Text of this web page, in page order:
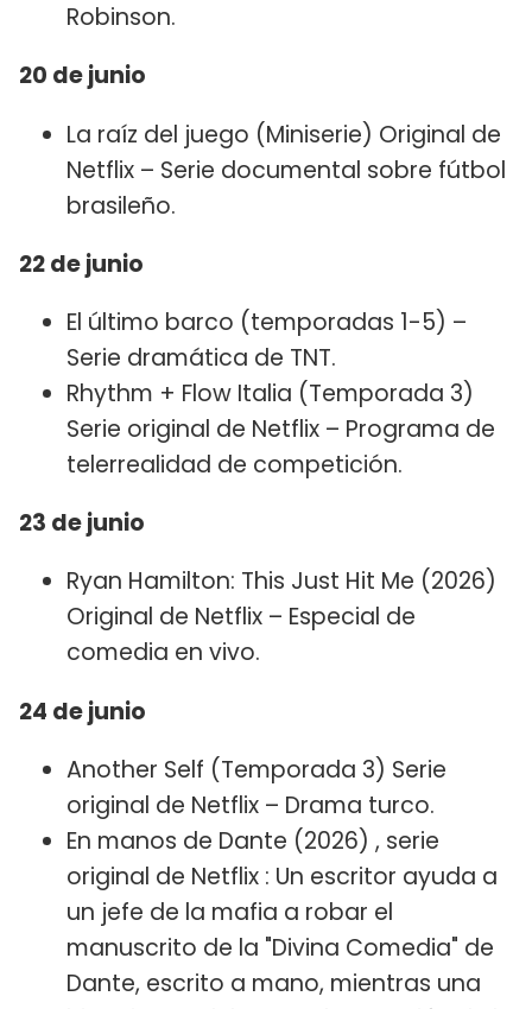
Robinson.
20 de junio
La raíz del juego (Miniserie) Original de
Netflix – Serie documental sobre fútbol
brasileño.
22 de junio
El último barco (temporadas 1-5) –
Serie dramática de TNT.
Rhythm + Flow Italia (Temporada 3)
Serie original de Netflix – Programa de
telerrealidad de competición.
23 de junio
Ryan Hamilton: This Just Hit Me (2026)
Original de Netflix – Especial de
comedia en vivo.
24 de junio
Another Self (Temporada 3) Serie
original de Netflix – Drama turco.
En manos de Dante (2026) , serie
original de Netflix : Un escritor ayuda a
un jefe de la mafia a robar el
manuscrito de la "Divina Comedia" de
Dante, escrito a mano, mientras una